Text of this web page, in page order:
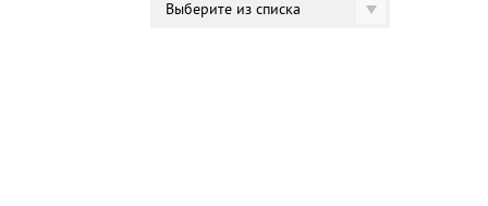
Выберите из списка